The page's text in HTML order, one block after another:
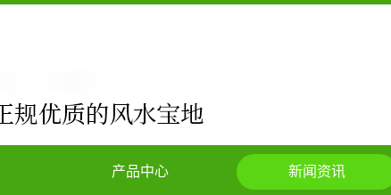
产品中心 新闻资讯